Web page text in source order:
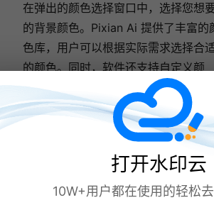
在弹出的颜色选择窗口中，选择您想
的背景颜色。Pixian Ai 提供了丰富的
色库，用户可以根据实际需求选择合
的颜色。同时，软件还支持自定义颜
色，用户可以通过输入 RGB 值或使用
颜色拾取器，选择自己心仪的颜色。
打开水印云
10W+用户都在使用的轻松